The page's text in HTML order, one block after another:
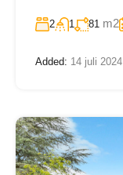
2 1 81 m2
Added: 14 juli 2024